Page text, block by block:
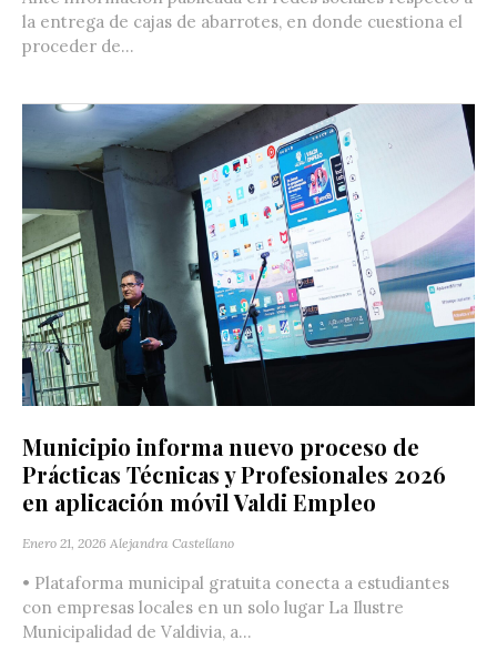
la entrega de cajas de abarrotes, en donde cuestiona el
proceder de...
Municipio informa nuevo proceso de
Prácticas Técnicas y Profesionales 2026
en aplicación móvil Valdi Empleo
Enero 21, 2026 Alejandra Castellano
• Plataforma municipal gratuita conecta a estudiantes
con empresas locales en un solo lugar La Ilustre
Municipalidad de Valdivia, a...